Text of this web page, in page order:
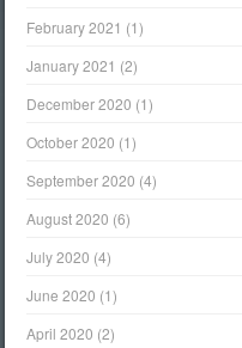
February 2021 (1)
January 2021 (2)
December 2020 (1)
October 2020 (1)
September 2020 (4)
August 2020 (6)
July 2020 (4)
June 2020 (1)
April 2020 (2)